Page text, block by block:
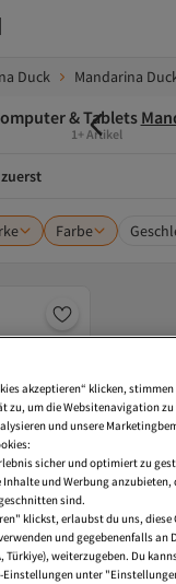
Duck Mandarina
& Tablets
1+ Artikel
Farbe
akzeptieren“ klicken,
zu, um die Websitenavigation
und unsere
sicher und optimiert zu
und Werbung anzubieten,
sind.
klickst, erlaubst du uns, diese
und gegebenenfalls
Türkiye), weiterzugeben. Du
Einstellungen unter